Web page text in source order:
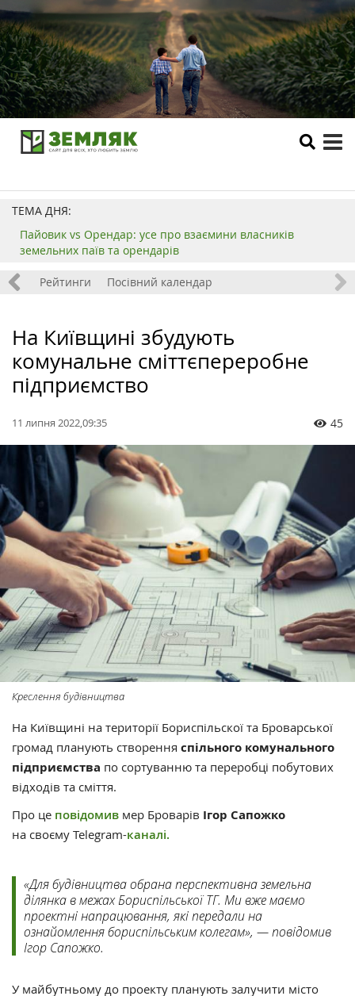
ТЕМА ДНЯ:
Пайовик vs Орендар: усе про взаємини власників
земельних паїв та орендарів
Рейтинги Посівний календар
На Київщині збудують
комунальне сміттєпереробне
підприємство
11 липня 2022,09:35 45
Креслення будівництва
На Київщині на території Бориспільскої та Броварської
громад планують створення спільного комунального
підприємства по сортуванню та переробці побутових
відходів та сміття.
Про це повідомив мер Броварів Ігор Сапожко
на своєму Telegram-каналі.
«Для будівництва обрана перспективна земельна
ділянка в межах Бориспільської ТГ. Ми вже маємо
проектні напрацювання, які передали на
ознайомлення бориспільським колегам», — повідомив
Ігор Сапожко.
У майбутньому до проекту планують залучити місто